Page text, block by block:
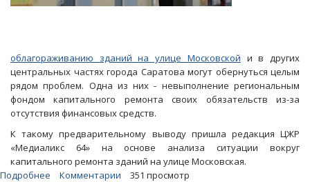
облагораживанию зданий на улице Московской и в других
центральных частях города Саратова могут обернуться целым
рядом проблем. Одна из них - невыполнение региональным
фондом капитального ремонта своих обязательств из-за
отсутствия финансовых средств.
К такому предварительному выводу пришла редакция ЦЖР
«Медиаликс 64» на основе анализа ситуации вокруг
капитального ремонта зданий на улице Московская.
Подробнее
Комментарии 351 просмотр